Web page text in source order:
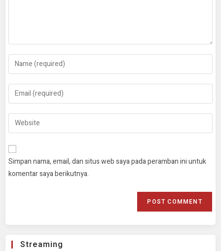
Simpan nama, email, dan situs web saya pada peramban ini untuk
komentar saya berikutnya.
Streaming